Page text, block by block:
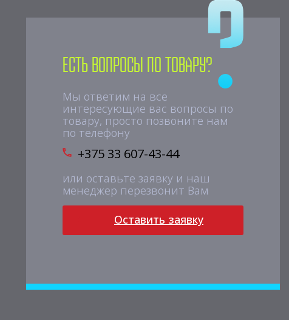
Есть вопросы по товару?
Мы ответим на все
интересующие вас вопросы по
товару, просто позвоните нам
по телефону
+375 33 607-43-44
или оставьте заявку и наш
менеджер перезвонит Вам
Оставить заявку